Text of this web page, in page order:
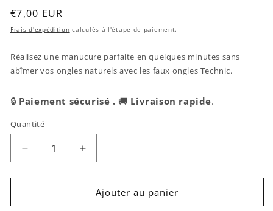
modale
Prix
habituel
€7,00 EUR
Frais d'expédition calculés à l'étape de paiement.
Réalisez une manucure parfaite en quelques minutes sans
abîmer vos ongles naturels avec les faux ongles Technic.
🔒 Paiement sécurisé . 🚚 Livraison rapide.
Quantité
Réduire
la
quantité
Technic
Augmenter
la
quantité
Technic
Ajouter au panier